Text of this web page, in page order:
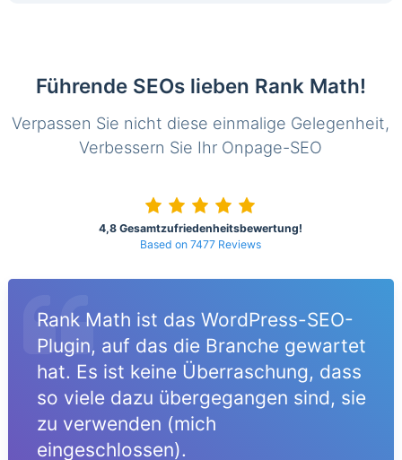
Führende SEOs lieben Rank Math!
Verpassen Sie nicht diese einmalige Gelegenheit,
Verbessern Sie Ihr Onpage-SEO
4,8 Gesamtzufriedenheitsbewertung!
Based on 7477 Reviews
Rank Math ist das WordPress-SEO-
Plugin, auf das die Branche gewartet
hat. Es ist keine Überraschung, dass
so viele dazu übergegangen sind, sie
zu verwenden (mich
eingeschlossen).